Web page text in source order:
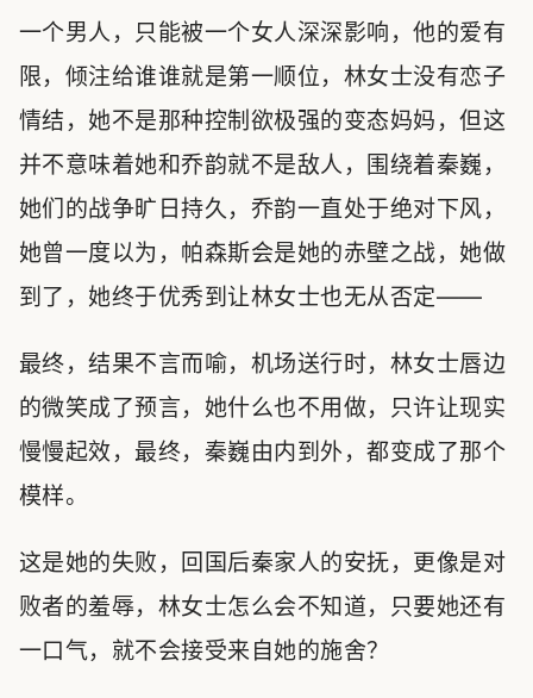
一个男人，只能被一个女人深深影响，他的爱有
限，倾注给谁谁就是第一顺位，林女士没有恋子
情结，她不是那种控制欲极强的变态妈妈，但这
并不意味着她和乔韵就不是敌人，围绕着秦巍，
她们的战争旷日持久，乔韵一直处于绝对下风，
她曾一度以为，帕森斯会是她的赤壁之战，她做
到了，她终于优秀到让林女士也无从否定——
最终，结果不言而喻，机场送行时，林女士唇边
的微笑成了预言，她什么也不用做，只许让现实
慢慢起效，最终，秦巍由内到外，都变成了那个
模样。
这是她的失败，回国后秦家人的安抚，更像是对
败者的羞辱，林女士怎么会不知道，只要她还有
一口气，就不会接受来自她的施舍？